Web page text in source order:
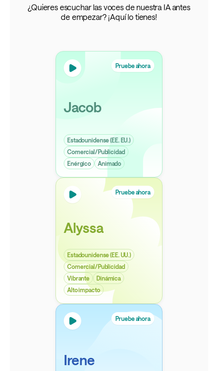
¿Quieres escuchar las voces de nuestra IA antes
de empezar? ¡Aquí lo tienes!
Pruebe ahora
Jacob
Estadounidense (EE. EU.)
Comercial/Publicidad
Enérgico
Animado
Pruebe ahora
Alyssa
Estadounidense (EE. UU.)
Comercial/Publicidad
Vibrante
Dinámica
Alto impacto
Pruebe ahora
Irene